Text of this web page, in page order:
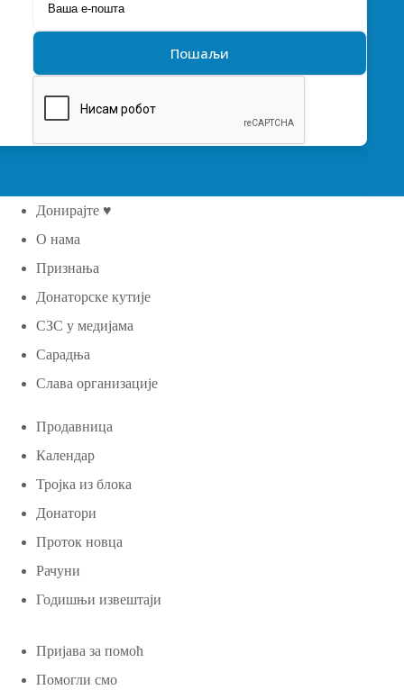
Донирајте ♥
О нама
Признања
Донаторске кутије
СЗС у медијама
Сарадња
Слава организације
Продавница
Календар
Тројка из блока
Донатори
Проток новца
Рачуни
Годишњи извештаји
Пријава за помоћ
Помогли смо